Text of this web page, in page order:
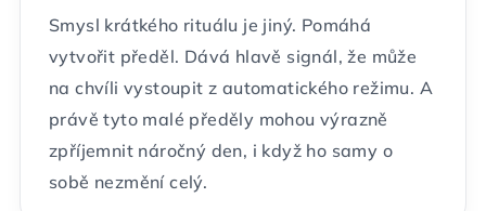
Smysl krátkého rituálu je jiný. Pomáhá
vytvořit předěl. Dává hlavě signál, že může
na chvíli vystoupit z automatického režimu. A
právě tyto malé předěly mohou výrazně
zpříjemnit náročný den, i když ho samy o
sobě nezmění celý.